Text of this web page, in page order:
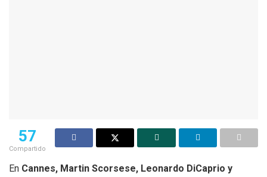
57
Compartido
En Cannes, Martin Scorsese, Leonardo DiCaprio y